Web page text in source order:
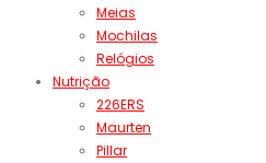
Meias
Mochilas
Relógios
Nutrição
226ERS
Maurten
Pillar